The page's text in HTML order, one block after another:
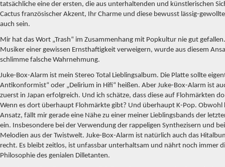
tatsächliche eine der ersten, die aus unterhaltenden und künstlerischen
Cactus französischer Akzent, Ihr Charme und diese bewusst lässig-
auch sein.
Mir hat das Wort „Trash“ im Zusammenhang mit Popkultur nie gut
Musiker einer gewissen Ernsthaftigkeit verweigern, wurde aus diesem
schlimme falsche Wahrnehmung.
Juke-Box-Alarm ist mein Stereo Total Lieblingsalbum. Die Platte sollte
Antikonformist“ oder „Delirium in Hifi“ heißen. Aber Juke-Box-Alarm ist
zuerst in Japan erfolgreich. Und ich schätze, dass diese auf Flohmärkten
Wenn es dort überhaupt Flohmärkte gibt? Und überhaupt K-Pop. Obwohl
Ansatz, fällt mir gerade eine Nähe zu einer meiner Lieblingsbands der
ein. Insbesondere bei der Verwendung der rappeligen Synthezisern und
Melodien aus der Twistwelt. Juke-Box-Alarm ist natürlich auch das
recht. Es bleibt zeitlos, ist unfassbar unterhaltsam und nährt noch immer
Philosophie des genialen Dilletanten.